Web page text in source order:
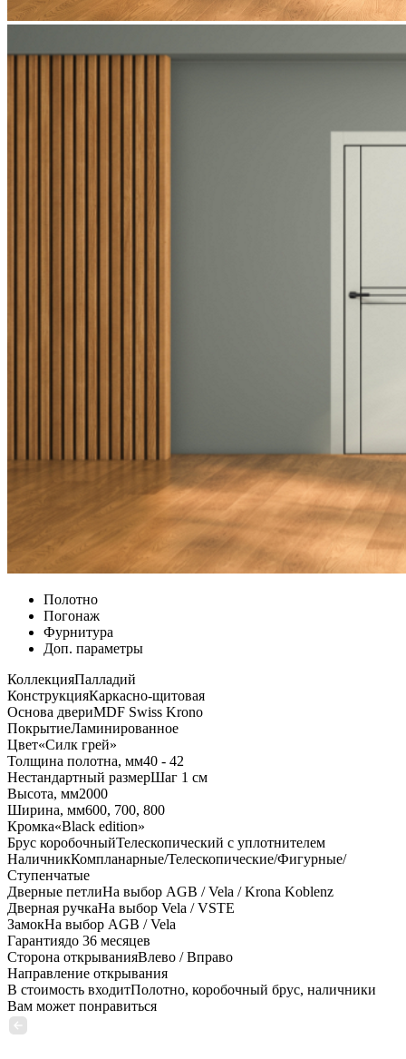
Полотно
Погонаж
Фурнитура
Доп. параметры
КоллекцияПалладий
КонструкцияКаркасно-щитовая
Основа двериMDF Swiss Krono
ПокрытиеЛаминированное
Цвет«Силк грей»
Толщина полотна, мм40 - 42
Нестандартный размерШаг 1 см
Высота, мм2000
Ширина, мм600, 700, 800
Кромка«Black edition»
Брус коробочныйТелескопический с уплотнителем
НаличникКомпланарные/Телескопические/Фигурные/
Ступенчатые
Дверные петлиНа выбор AGB / Vela / Krona Koblenz
Дверная ручкаНа выбор Vela / VSTE
ЗамокНа выбор AGB / Vela
Гарантиядо 36 месяцев
Сторона открыванияВлево / Вправо
Направление открывания
В стоимость входитПолотно, коробочный брус, наличники
Вам может понравиться